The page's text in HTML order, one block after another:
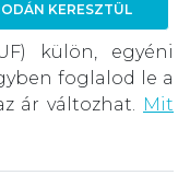
KERESZTÜL
külön, egyéni
foglalod le a
ár változhat. Mit